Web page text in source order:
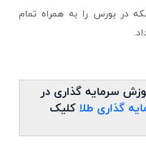
در بورس را به همراه تمام
سرمایه گذاری در
گذاری طلا کلیک